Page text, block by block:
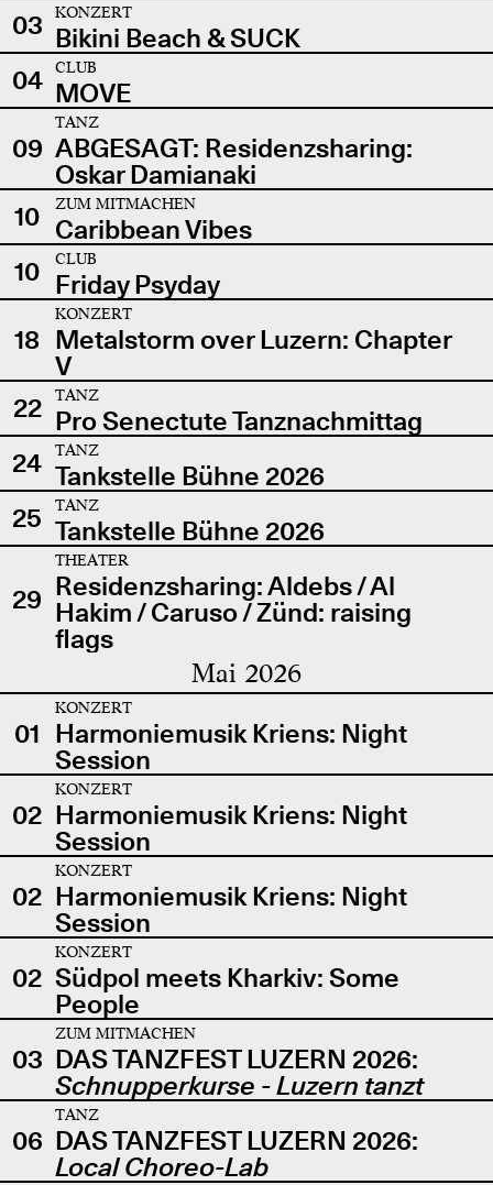
03
KONZERT
Bikini Beach & SUCK
04
CLUB
MOVE
09
TANZ
ABGESAGT: Residenzsharing:
Oskar Damianaki
10
ZUM MITMACHEN
Caribbean Vibes
10
CLUB
Friday Psyday
18
KONZERT
Metalstorm over Luzern: Chapter
V
22
TANZ
Pro Senectute Tanznachmittag
24
TANZ
Tankstelle Bühne 2026
25
TANZ
Tankstelle Bühne 2026
29
THEATER
Residenzsharing: Aldebs / Al
Hakim / Caruso / Zünd: raising
flags
Mai 2026
01
KONZERT
Harmoniemusik Kriens: Night
Session
02
KONZERT
Harmoniemusik Kriens: Night
Session
02
KONZERT
Harmoniemusik Kriens: Night
Session
02
KONZERT
Südpol meets Kharkiv: Some
People
03
ZUM MITMACHEN
DAS TANZFEST LUZERN 2026:
Schnupperkurse - Luzern tanzt
06
TANZ
DAS TANZFEST LUZERN 2026:
Local Choreo-Lab